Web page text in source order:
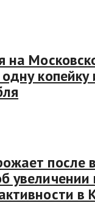
на
копейку
после
увеличении
в